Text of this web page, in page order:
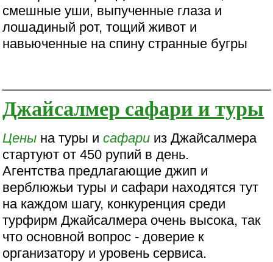
смешные уши, выпученные глаза и
лошадиный рот, тощий живот и
навьюченные на спину странные бугры
Джайсалмер сафари и туры
Цены на туры исафари из Джайсалмера
стартуют от 450 рупий в день.
Агентства предлагающие джип и
верблюжьи туры и сафари находятся тут
на каждом шагу, конкуренция среди
турфирм Джайсалмера очень высока, так
что основной вопрос - доверие к
организатору и уровень сервиса.